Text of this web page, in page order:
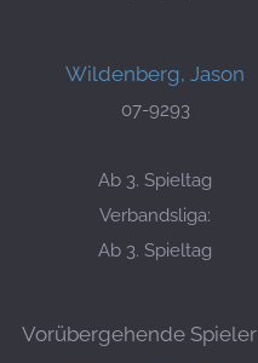
Wildenberg, Jason
07-9293
Ab 3. Spieltag
Verbandsliga:
Ab 3. Spieltag
Vorübergehende Spieler